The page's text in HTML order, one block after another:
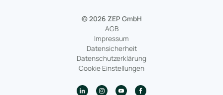
© 2026 ZEP GmbH
AGB
Impressum
Datensicherheit
Datenschutzerklärung
Cookie Einstellungen